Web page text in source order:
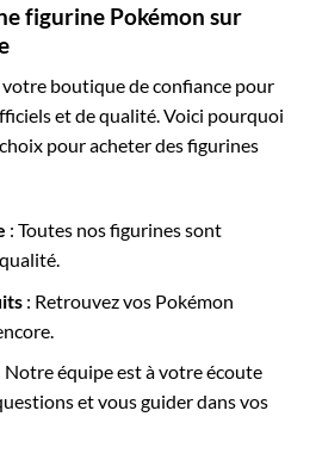
figurine Pokémon sur
boutique de confiance pour
et de qualité. Voici pourquoi
pour acheter des figurines
: Toutes nos figurines sont
: Retrouvez vos Pokémon
Notre équipe est à votre écoute
et vous guider dans vos